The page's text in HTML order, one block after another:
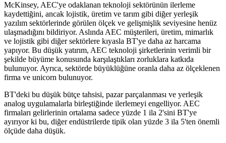
McKinsey, AEC'ye odaklanan teknoloji sektörünün ilerleme
kaydettiğini, ancak lojistik, üretim ve tarım gibi diğer yerleşik
yazılım sektörlerinde görülen ölçek ve gelişmişlik seviyesine henüz
ulaşmadığını bildiriyor. Aslında AEC müşterileri, üretim, mimarlık
ve lojistik gibi diğer sektörlere kıyasla BT'ye daha az harcama
yapıyor. Bu düşük yatırım, AEC teknoloji şirketlerinin verimli bir
şekilde büyüme konusunda karşılaştıkları zorluklara katkıda
bulunuyor. Ayrıca, sektörde büyüklüğüne oranla daha az ölçeklenen
firma ve unicorn bulunuyor.
BT'deki bu düşük bütçe tahsisi, pazar parçalanması ve yerleşik
analog uygulamalarla birleştiğinde ilerlemeyi engelliyor. AEC
firmaları gelirlerinin ortalama sadece yüzde 1 ila 2'sini BT'ye
ayırıyor ki bu, diğer endüstrilerde tipik olan yüzde 3 ila 5'ten önemli
ölçüde daha düşük.